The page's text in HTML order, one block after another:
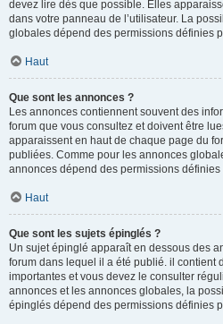
devez lire dès que possible. Elles
dans votre panneau de l’utilisateur. La
globales dépend des permissions définies
Haut
Que sont les annonces ?
Les annonces contiennent souvent des
forum que vous consultez et doivent être
apparaissent en haut de chaque page du
publiées. Comme pour les annonces
annonces dépend des permissions définies
Haut
Que sont les sujets épinglés ?
Un sujet épinglé apparaît en dessous des
forum dans lequel il a été publié. il contient
importantes et vous devez le consulter
annonces et les annonces globales, la
épinglés dépend des permissions définies